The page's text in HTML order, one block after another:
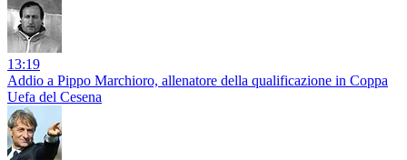
13:19
Addio a Pippo Marchioro, allenatore della qualificazione in Coppa
Uefa del Cesena